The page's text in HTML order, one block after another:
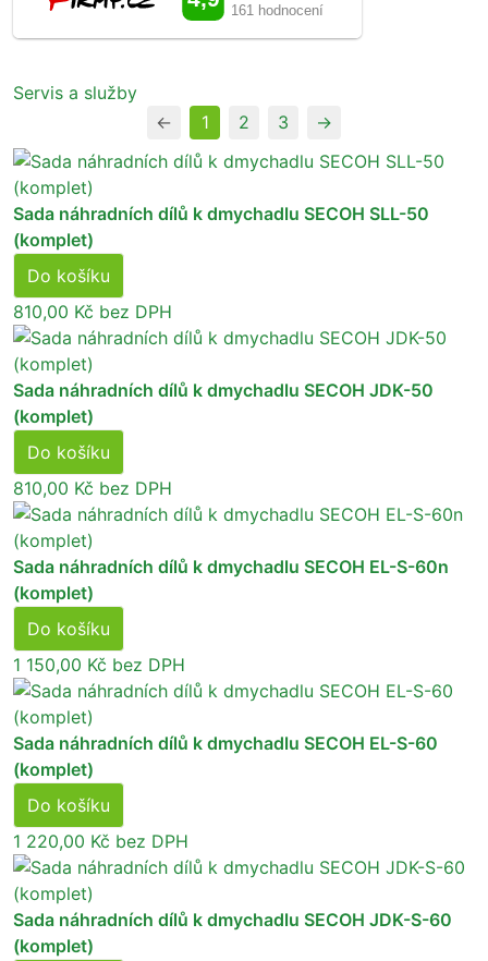
Servis a služby
←
1 2 3 →
Sada náhradních dílů k dmychadlu SECOH SLL-50
(komplet)
Do košíku
810,00 Kč bez DPH
Sada náhradních dílů k dmychadlu SECOH JDK-50
(komplet)
Do košíku
810,00 Kč bez DPH
Sada náhradních dílů k dmychadlu SECOH EL-S-60n
(komplet)
Do košíku
1 150,00 Kč bez DPH
Sada náhradních dílů k dmychadlu SECOH EL-S-60
(komplet)
Do košíku
1 220,00 Kč bez DPH
Sada náhradních dílů k dmychadlu SECOH JDK-S-60
(komplet)